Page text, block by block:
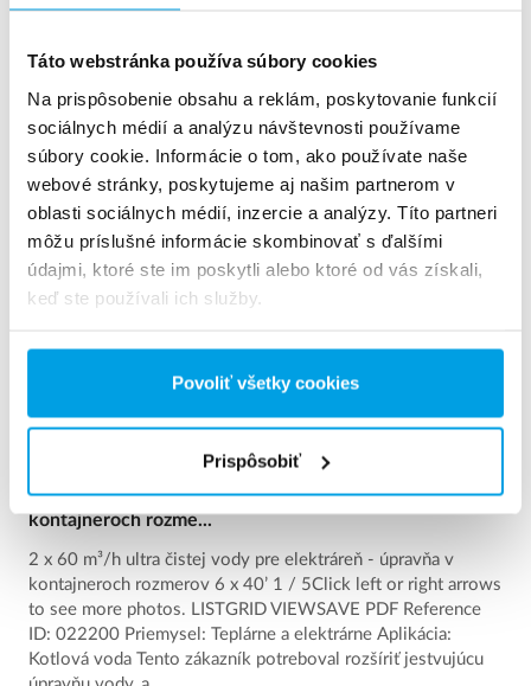
Táto webstránka používa súbory cookies
Na prispôsobenie obsahu a reklám, poskytovanie funkcií
sociálnych médií a analýzu návštevnosti používame
súbory cookie. Informácie o tom, ako používate naše
webové stránky, poskytujeme aj našim partnerom v
oblasti sociálnych médií, inzercie a analýzy. Títo partneri
môžu príslušné informácie skombinovať s ďalšími
údajmi, ktoré ste im poskytli alebo ktoré od vás získali,
keď ste používali ich služby.
Povoliť všetky cookies
Prispôsobiť
See more references
2 x 60 m³/h ultra čistej vody pre elektráreň - úpravňa v
kontajneroch rozme...
2 x 60 m³/h ultra čistej vody pre elektráreň - úpravňa v
kontajneroch rozmerov 6 x 40’ 1 / 5Click left or right arrows
to see more photos. LISTGRID VIEWSAVE PDF Reference
ID: 022200 Priemysel: Teplárne a elektrárne Aplikácia:
Kotlová voda Tento zákazník potreboval rozšíriť jestvujúcu